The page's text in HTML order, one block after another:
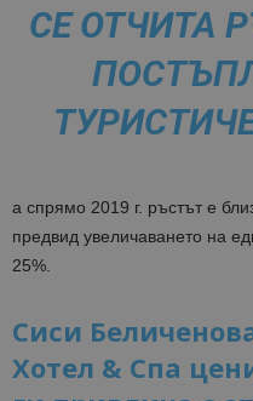
СЕ ОТЧИТА
а спрямо 2019 г. ръстът е
предвид увеличаването на
25%.
Сиси
Хотел & Спа